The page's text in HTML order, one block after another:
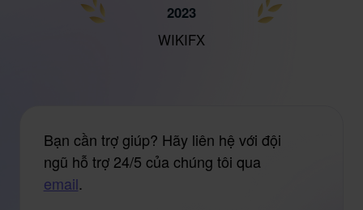
2023
WIKIFX
Bạn cần trợ giúp? Hãy liên hệ với đội
ngũ hỗ trợ 24/5 của chúng tôi qua
email.